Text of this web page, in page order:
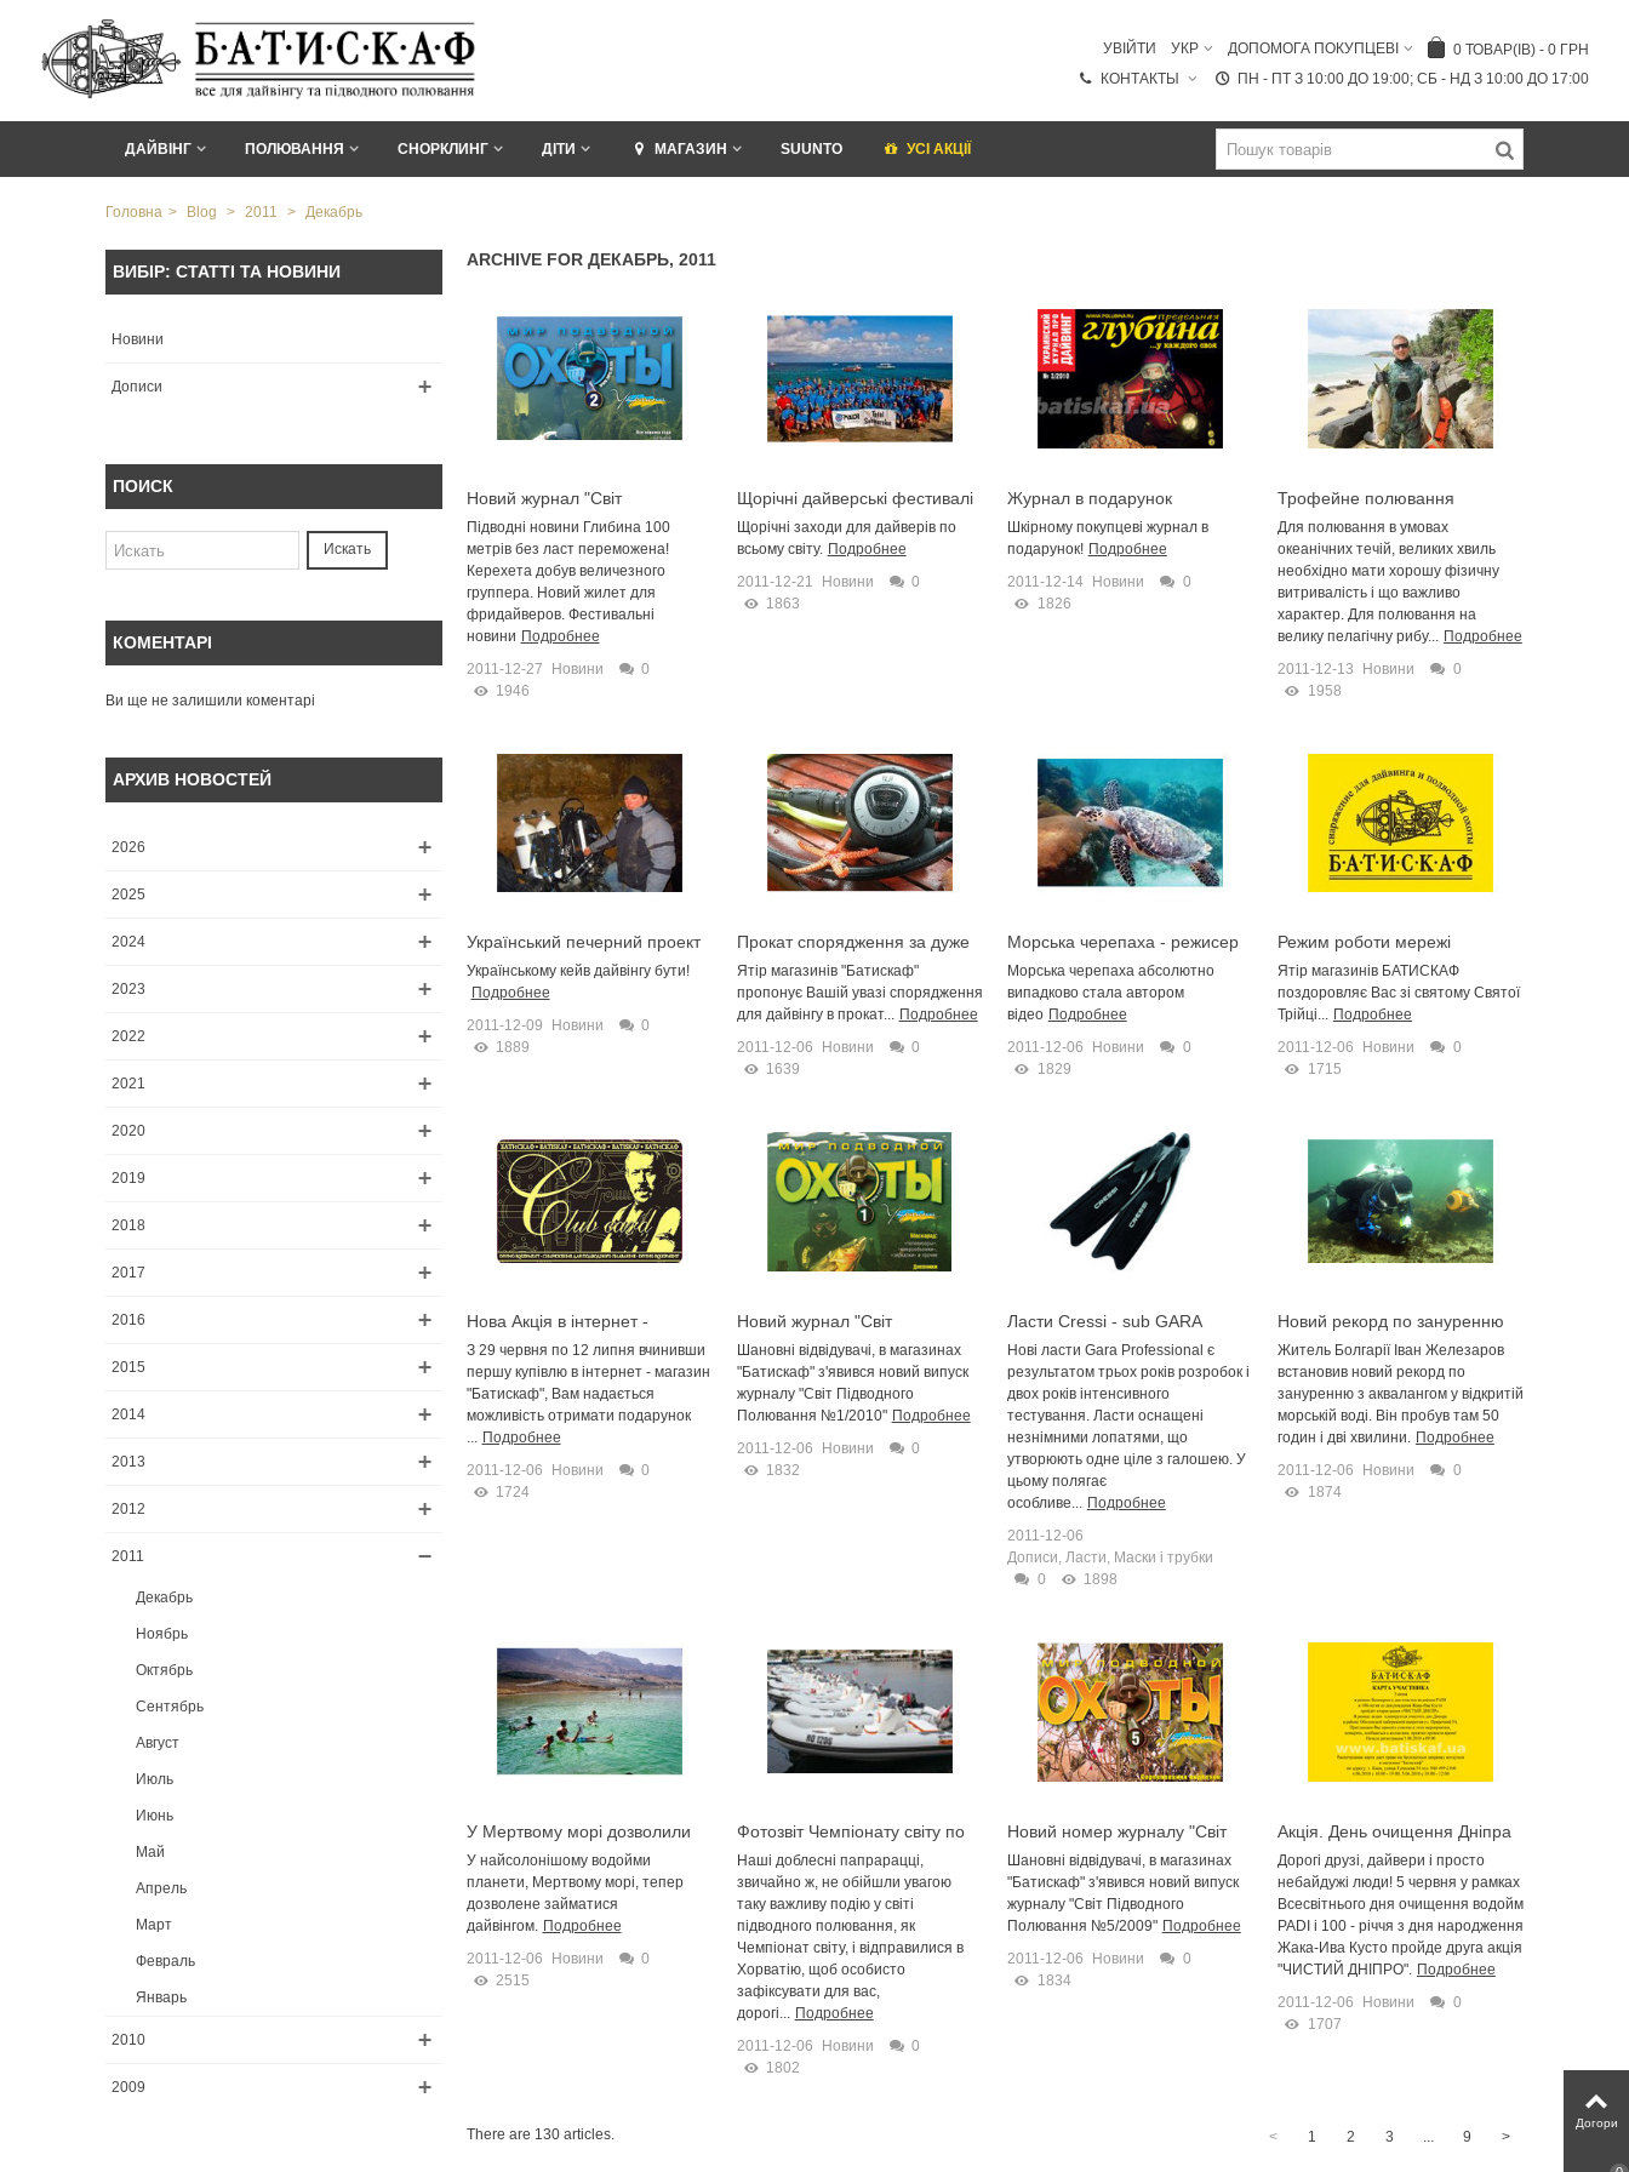
0 ТОВАР(ІВ) - 0 ГРН
ДОПОМОГА ПОКУПЦЕВІ
УКР
УВІЙТИ
ПН - ПТ З 10:00 ДО 19:00; СБ - НД З 10:00 ДО 17:00
КОНТАКТЫ
ДАЙВІНГ ПОЛЮВАННЯ СНОРКЛИНГ ДІТИ МАГАЗИН SUUNTO УСI АКЦІЇ
Головна > Blog > 2011 > Декабрь
ВИБІР: СТАТТІ ТА НОВИНИ
Новини
Дописи
ПОИСК
Искать
КОМЕНТАРІ
Ви ще не залишили коментарі
АРХИВ НОВОСТЕЙ
2026
2025
2024
2023
2022
2021
2020
2019
2018
2017
2016
2015
2014
2013
2012
2011
Декабрь
Ноябрь
Октябрь
Сентябрь
Август
Июль
Июнь
Май
Апрель
Март
Февраль
Январь
2010
2009
ARCHIVE FOR ДЕКАБРЬ, 2011
Новий журнал "Світ
Підводного Полювання №2
2011г".
Підводні новини Глибина 100
метрів без ласт переможена!
Керехета добув величезного
группера. Новий жилет для
фридайверов. Фестивальні
новини Подробнее
2011-12-27
Новини
0
1946
Щорічні дайверські фестивалі
Щорічні заходи для дайверів по
всьому світу. Подробнее
2011-12-21
Новини
0
1863
Журнал в подарунок
Шкірному покупцеві журнал в
подарунок! Подробнее
2011-12-14 Новини
0
1826
Трофейне полювання
Beuchat.
Для полювання в умовах
океанічних течій, великих хвиль
необхідно мати хорошу фізичну
витривалість і що важливо
характер. Для полювання на
велику пелагічну рибу...
Подробнее
2011-12-13
Новини
0
1958
Український печерний проект
Українському кейв дайвінгу бути!
Подробнее
2011-12-09
Новини
0
1889
Прокат спорядження за дуже
доступними цінами!
Ятір магазинів "Батискаф"
пропонує Вашій увазі спорядження
для дайвінгу в прокат... Подробнее
2011-12-06
Новини
0
1639
Морська черепаха - режисер
Морська черепаха абсолютно
випадково стала автором
відео Подробнее
2011-12-06
Новини
0
1829
Режим роботи мережі
магазинів "Батискаф"
Ятір магазинів БАТИСКАФ
поздоровляє Вас зі святому Святої
Трійці... Подробнее
2011-12-06
Новини
0
1715
Нова Акція в інтернет -
магазин "Батискаф"!
З 29 червня по 12 липня вчинивши
першу купівлю в інтернет - магазин
"Батискаф", Вам надається
можливість отримати подарунок
... Подробнее
2011-12-06
Новини
0
1724
Новий журнал "Світ
Підводного Полювання №1"
вже у продажу!
Шановні відвідувачі, в магазинах
"Батискаф" з'явився новий випуск
журналу "Світ Підводного
Полювання №1/2010" Подробнее
2011-12-06
Новини
0
1832
Ласти Cressi - sub GARA
Professional
Нові ласти Gara Professional є
результатом трьох років розробок і
двох років інтенсивного
тестування. Ласти оснащені
незнімними лопатями, що
утворюють одне ціле з галошею. У
цьому полягає
особливе... Подробнее
2011-12-06
Дописи, Ласти, Маски і трубки
0
1898
Новий рекорд по зануренню
Житель Болгарії Іван Железаров
встановив новий рекорд по
зануренню з аквалангом у відкритій
морській воді. Він пробув там 50
годин і дві хвилини. Подробнее
2011-12-06
Новини
0
1874
У Мертвому морі дозволили
займатися дайвінгом
У найсолонішому водойми
планети, Мертвому морі, тепер
дозволене займатися
дайвінгом. Подробнее
2011-12-06
Новини
0
2515
Фотозвіт Чемпіонату світу по
підводному полюванню!
Наші доблесні папрарацці,
звичайно ж, не обійшли увагою
таку важливу подію у світі
підводного полювання, як
Чемпіонат світу, і відправилися в
Хорватію, щоб особисто
зафіксувати для вас,
дорогі... Подробнее
2011-12-06
Новини
0
1802
Новий номер журналу "Світ
Підводного Полювання №5"
вже у продажу!
Шановні відвідувачі, в магазинах
"Батискаф" з'явився новий випуск
журналу "Світ Підводного
Полювання №5/2009" Подробнее
2011-12-06
Новини
0
1834
Акція. День очищення Дніпра
Дорогі друзі, дайвери і просто
небайдужі люди! 5 червня у рамках
Всесвітнього дня очищення водойм
PADI і 100 - річчя з дня народження
Жака-Ива Кусто пройде друга акція
"ЧИСТИЙ ДНІПРО". Подробнее
2011-12-06
Новини
0
1707
There are 130 articles. < 1 2 3 ... 9 >
Догори